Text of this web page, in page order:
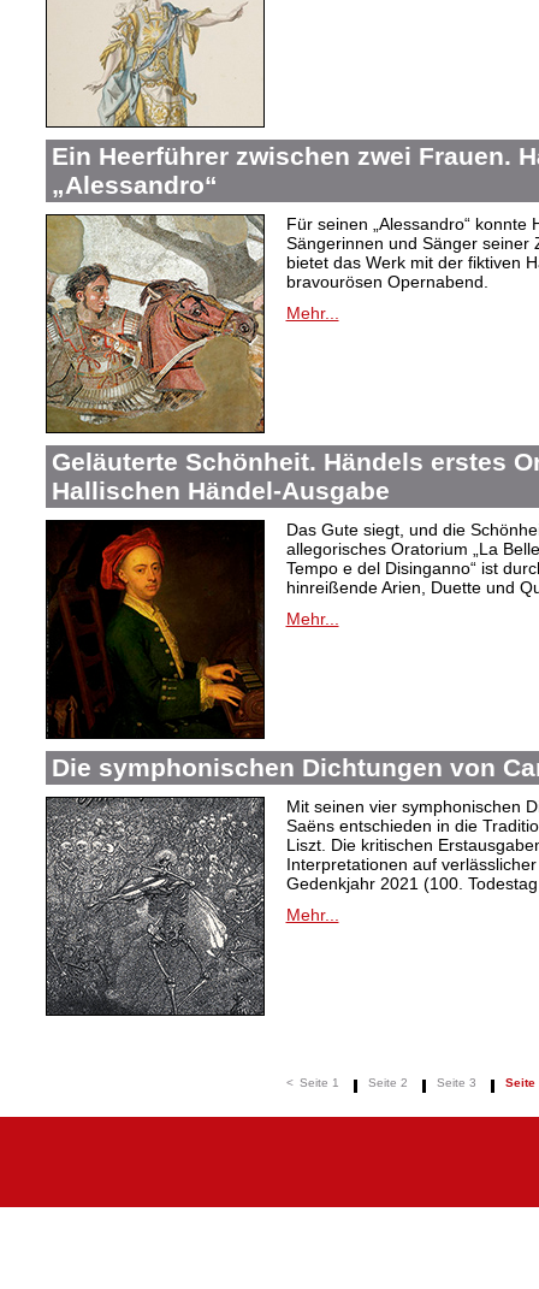
Ein Heerführer zwischen zwei Frauen.
„Alessandro“
Für seinen „Alessandro“ konnte
Sängerinnen und Sänger seiner
bietet das Werk mit der fiktiven
bravourösen Opernabend.
Mehr...
Geläuterte Schönheit. Händels erstes
Hallischen Händel-Ausgabe
Das Gute siegt, und die
allegorisches Oratorium „La
Tempo e del Disinganno“ ist
hinreißende Arien, Duette und
Mehr...
Die symphonischen Dichtungen von
Mit seinen vier symphonischen
Saëns entschieden in die
Liszt. Die kritischen
Interpretationen auf
Gedenkjahr 2021 (100.
Mehr...
< Seite 1 Seite 2 Seite 3 Seite